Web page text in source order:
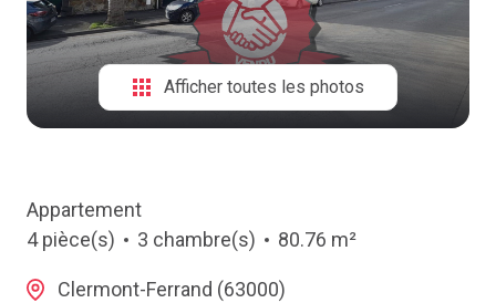
Afficher toutes les photos
Appartement
4 pièce(s)
3 chambre(s) 80.76 m²
Clermont-Ferrand (63000)